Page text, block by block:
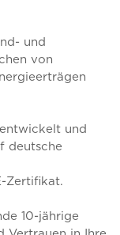
und
von
und
deutsche
Zertifikat.
10-jährige